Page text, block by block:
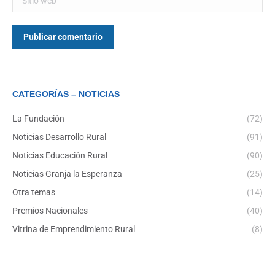
Publicar comentario
CATEGORÍAS – NOTICIAS
La Fundación
(72)
Noticias Desarrollo Rural
(91)
Noticias Educación Rural
(90)
Noticias Granja la Esperanza
(25)
Otra temas
(14)
Premios Nacionales
(40)
Vitrina de Emprendimiento Rural
(8)